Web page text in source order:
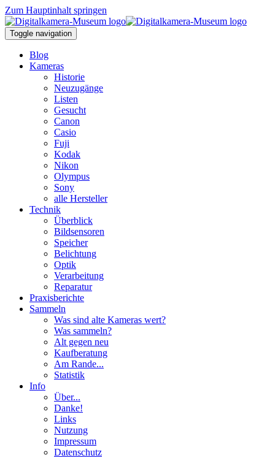
Zum Hauptinhalt springen
Toggle navigation
Blog
Kameras
Historie
Neuzugänge
Listen
Gesucht
Canon
Casio
Fuji
Kodak
Nikon
Olympus
Sony
alle Hersteller
Technik
Überblick
Bildsensoren
Speicher
Belichtung
Optik
Verarbeitung
Reparatur
Praxisberichte
Sammeln
Was sind alte Kameras wert?
Was sammeln?
Alt gegen neu
Kaufberatung
Am Rande...
Statistik
Info
Über...
Danke!
Links
Nutzung
Impressum
Datenschutz